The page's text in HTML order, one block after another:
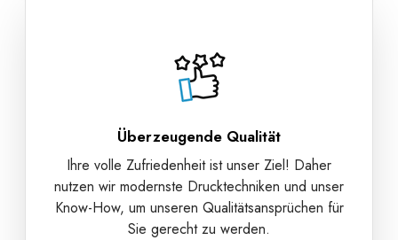
Überzeugende Qualität
Ihre volle Zufriedenheit ist unser Ziel! Daher
nutzen wir modernste Drucktechniken und unser
Know-How, um unseren Qualitätsansprüchen für
Sie gerecht zu werden.